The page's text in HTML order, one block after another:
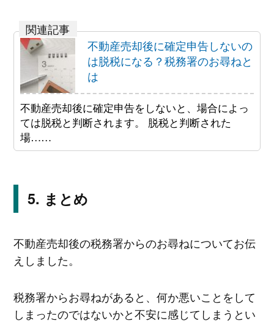
不動産売却後に確定申告しないの
は脱税になる？税務署のお尋ねと
は
不動産売却後に確定申告をしないと、場合によっ
ては脱税と判断されます。 脱税と判断された
場……
まとめ
不動産売却後の税務署からのお尋ねについてお伝
えしました。
税務署からお尋ねがあると、何か悪いことをして
しまったのではないかと不安に感じてしまうとい